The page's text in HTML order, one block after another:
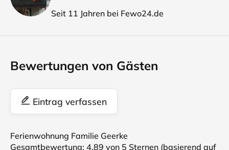
Seit 11 Jahren bei Fewo24.de
Bewertungen von Gästen
Eintrag verfassen
Ferienwohnung Familie Geerke
Gesamtbewertung: 4.89 von 5 Sternen (basierend auf